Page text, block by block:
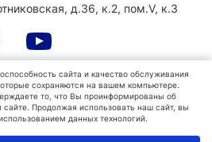
сайта и качество обслуживания
сохраняются на вашем компьютере.
то, что Вы проинформированы об
Продолжая использовать наш сайт, вы
данных технологий.
д.36, к.2, пом.V, к.3
деятельность
(ранее присвоенный номер